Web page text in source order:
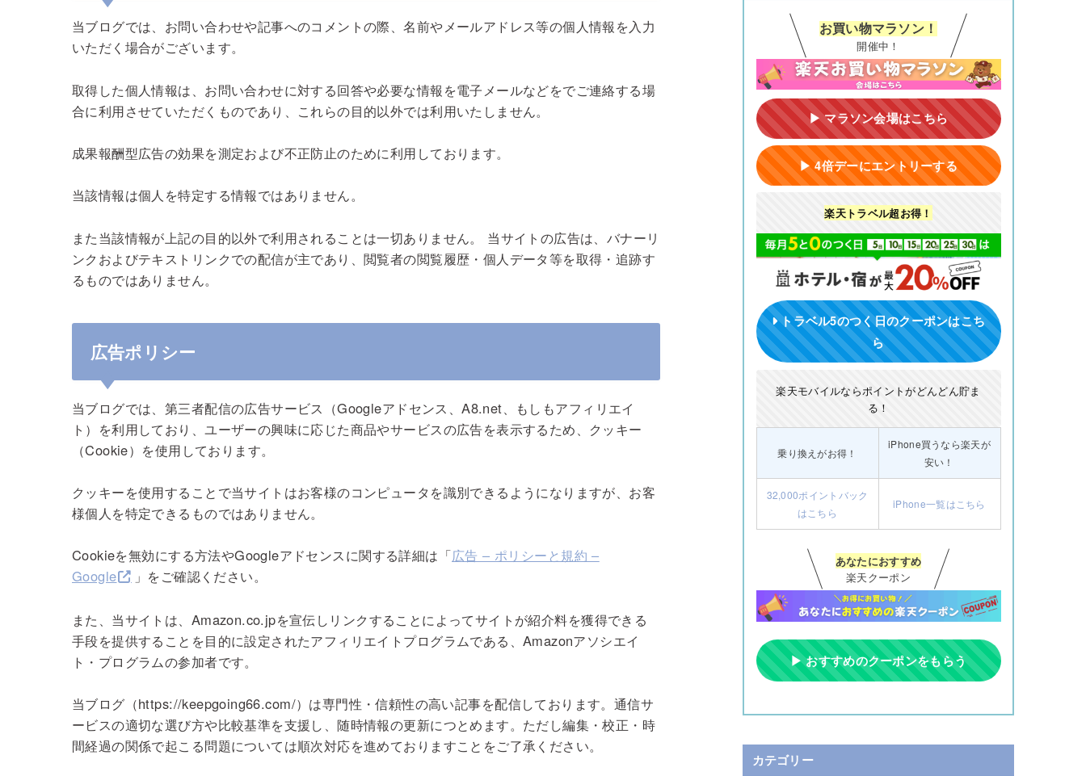
当ブログでは、お問い合わせや記事へのコメントの際、名前やメールアドレス等の個人情報を入力
いただく場合がございます。
取得した個人情報は、お問い合わせに対する回答や必要な情報を電子メールなどをでご連絡する場
合に利用させていただくものであり、これらの目的以外では利用いたしません。
成果報酬型広告の効果を測定および不正防止のために利用しております。
当該情報は個人を特定する情報ではありません。
また当該情報が上記の目的以外で利用されることは一切ありません。 当サイトの広告は、バナーリ
ンクおよびテキストリンクでの配信が主であり、閲覧者の閲覧履歴・個人データ等を取得・追跡す
るものではありません。
広告ポリシー
当ブログでは、第三者配信の広告サービス（Googleアドセンス、A8.net、もしもアフィリエイ
ト）を利用しており、ユーザーの興味に応じた商品やサービスの広告を表示するため、クッキー
（Cookie）を使用しております。
クッキーを使用することで当サイトはお客様のコンピュータを識別できるようになりますが、お客
様個人を特定できるものではありません。
Cookieを無効にする方法やGoogleアドセンスに関する詳細は「広告 – ポリシーと規約 –
Google
」をご確認ください。
また、当サイトは、Amazon.co.jpを宣伝しリンクすることによってサイトが紹介料を獲得できる
手段を提供することを目的に設定されたアフィリエイトプログラムである、Amazonアソシエイ
ト・プログラムの参加者です。
当ブログ（https://keepgoing66.com/）は専門性・信頼性の高い記事を配信しております。通信サ
ービスの適切な選び方や比較基準を支援し、随時情報の更新につとめます。ただし編集・校正・時
間経過の関係で起こる問題については順次対応を進めておりますことをご了承ください。
お買い物マラソン！
開催中！
▶ マラソン会場はこちら
▶ 4倍デーにエントリーする
楽天トラベル超お得！
トラベル5のつく日のクーポンはこち
ら
楽天モバイルならポイントがどんどん貯ま
る！
乗り換えがお得！
iPhone買うなら楽天が
安い！
32,000ポイントバック
はこちら
iPhone一覧はこちら
あなたにおすすめ
楽天クーポン
▶ おすすめのクーポンをもらう
カテゴリー